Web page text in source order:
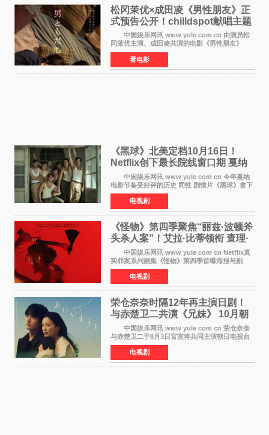
松冈茉优×成田凌《男性朋友》正
式预告公开！chilldspot献唱主题
中国娱乐网讯 www yule com cn 由演员松
冈茉优主演、成田凌共演的电影《男性朋友》
（三岛有纪子执导，11月6日上映）于8月5日公开
正式视觉图与正式预告片。同时，三人乐队
chilldspot为该片创
看电影
《黑球》北美定档10月16日！
Netflix创下最长院线窗口期 戛纳
最佳导演加持
中国娱乐网讯 www yule com cn 今年戛纳
电影节备受好评的历史 同性 剧情片《黑球》拿下
Netflix美国发行电影的最长院线放映期——该片
最新定档今年10月16日美国影院上映（此前定档
11月6日，如
电视剧
《怪物》第四季聚焦“丽兹·波顿斧
头杀人案”！艾拉·比蒂领衔 查理·
汉纳姆、莎拉·保
中国娱乐网讯 www yule com cn Netflix真
实罪案系列剧集《怪物》第四季首曝海报与剧
照，聚焦鹅妈妈童谣亦有记载的著名血腥杀人案
——丽兹·波顿砍死生父与继母案。 本季由艾
拉·比蒂饰
电视剧
荣仓奈奈时隔12年再主演日剧！
与赤楚卫二共演《兄妹》 10月朝
日新档开播
中国娱乐网讯 www yule com cn 荣仓奈奈
与赤楚卫二于8月3日官宣将共同主演朝日电视台
日剧《兄妹》（10月开播，每周六晚10点播
出）。这也是荣仓奈奈继TBS剧集《为了N》之
后，暌违12年再度担
电视剧